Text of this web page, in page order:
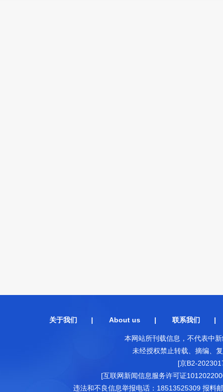
关于我们 | About us| 联系我们
本网站所刊载信息，不代表中
未经授权禁止转载、摘编、
[京B2-
[互联网新闻信息服务许可证
违法和不良信息举报电话：18513525309 报料